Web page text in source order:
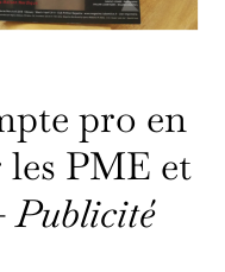
pro en
PME et
Publicité